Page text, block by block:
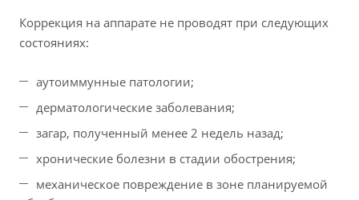
Коррекция на аппарате не проводят при следующих
состояниях:
аутоиммунные патологии;
дерматологические заболевания;
загар, полученный менее 2 недель назад;
хронические болезни в стадии обострения;
механическое повреждение в зоне планируемой